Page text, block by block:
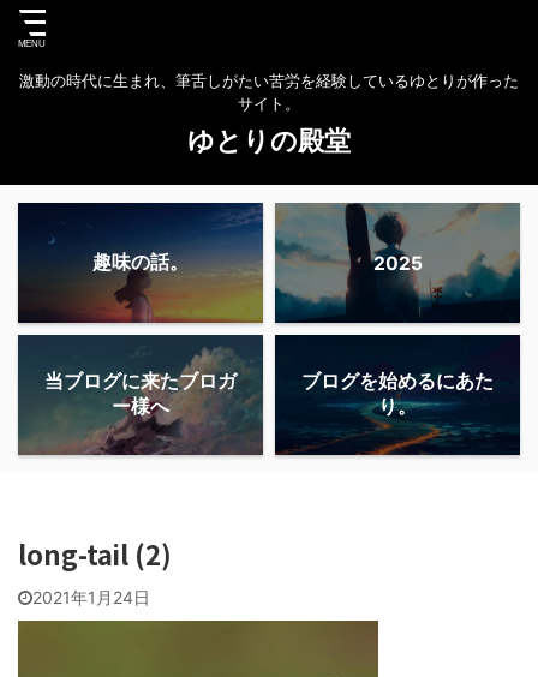
激動の時代に生まれ、筆舌しがたい苦労を経験しているゆとりが作った
サイト。
ゆとりの殿堂
趣味の話。 2025
当ブログに来たブロガ
ー様へ
ブログを始めるにあた
り。
long-tail (2)
2021年1月24日